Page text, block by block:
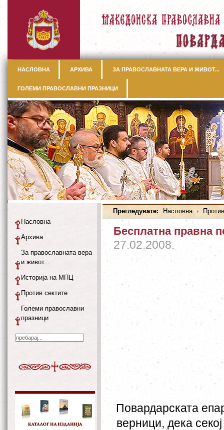
НАСЛОВНА АРХИВА ЗА ПРАВОСЛАВНАТА ВЕРА И ЖИВОТ...
ГОЛЕМИ ПРАВОСЛАВНИ ПРАЗНИЦИ
Прегледувате: Насловна
Бесплатна правна
27.02.2008.
Повардарската
верници, дека
Насловна
Архива
За православната вера
и живот...
Историја на МПЦ
Против сектите
Големи православни
празници